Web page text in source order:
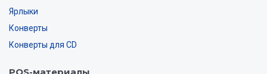
Ярлыки
Конверты
Конверты для CD